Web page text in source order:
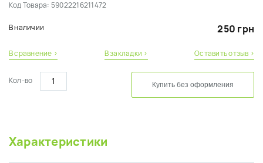
Код Товара: 59022216211472
В наличии 250 грн
В сравнение › В закладки › Оставить отзыв ›
Кол-во Купить без оформления
Характеристики